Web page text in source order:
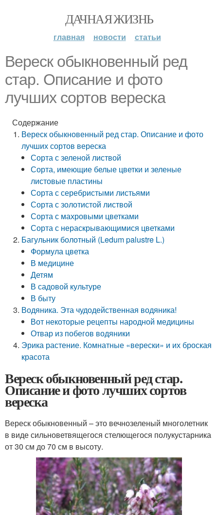
ДАЧНАЯ ЖИЗНЬ
главная новости статьи
Вереск обыкновенный ред
стар. Описание и фото
лучших сортов вереска
Содержание
Вереск обыкновенный ред стар. Описание и фото
лучших сортов вереска
Сорта с зеленой листвой
Сорта, имеющие белые цветки и зеленые
листовые пластины
Сорта с серебристыми листьями
Сорта с золотистой листвой
Сорта с махровыми цветками
Сорта с нераскрывающимися цветками
Багульник болотный (Ledum palustre L.)
Формула цветка
В медицине
Детям
В садовой культуре
В быту
Водяника. Эта чудодейственная водяника!
Вот некоторые рецепты народной медицины
Отвар из побегов водяники
Эрика растение. Комнатные «верески» и их броская
красота
Вереск обыкновенный ред стар.
Описание и фото лучших сортов
вереска
Вереск обыкновенный – это вечнозеленый многолетник
в виде сильноветвящегося стелющегося полукустарника
от 30 см до 70 см в высоту.